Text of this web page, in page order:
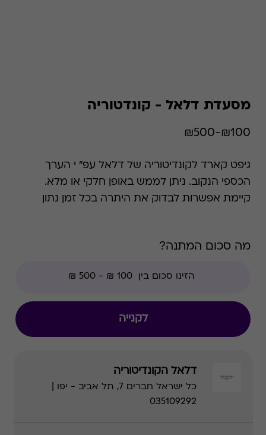
מסעדת דלאל - קונדטוריה
₪100-₪500
גיפט קארד לקונדיטוריה של דלאל עפ" י הערך
הכספי הנקוב. ניתן לממש באופן חלקי או מלא.
קיימת אפשרות לבדוק את היתרה בכל זמן נתון
מה סכום המתנה?
לקנייה
דלאל הקונדיטוריה
כל ישראל חברים 7, תל אביב - יפו |
035109292